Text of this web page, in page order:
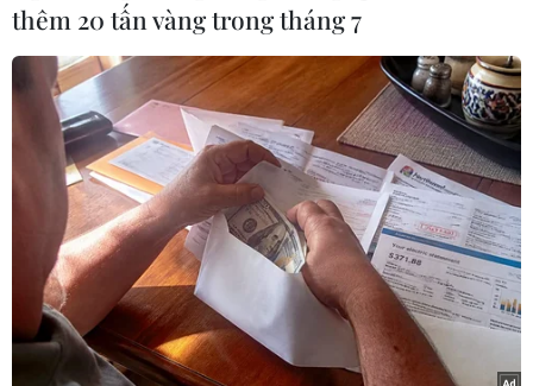
#Hàn Quốc #SamSung #POSCO
#Sinh viên
#Dễ tìm việc
Hàn Quốc
thêm 20 tấn vàng trong tháng 7